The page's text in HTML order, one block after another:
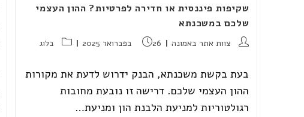
שקיפות פיננסית או חדירה לפרטיות? ההון העצמי
שלכם במשכנתא
מחבר:צוות אתר באמונה פורסם:
26 בפברואר 2025 קטגוריה:
בלוג
בעת בקשת משכנתא, הבנק ידרוש לדעת את מקורות
ההון העצמי שלכם. דרישה זו נובעת מחובות
רגולטוריות למניעת הלבנת הון ומניעת…